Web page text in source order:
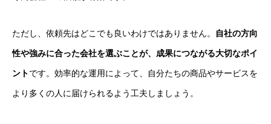
ただし、依頼先はどこでも良いわけではありません。 自社の方向
性や強みに合った会社を選ぶことが、成果につながる大切なポイ
ントです。効率的な運用によって、自分たちの商品やサービスを
より多くの人に届けられるよう工夫しましょう。